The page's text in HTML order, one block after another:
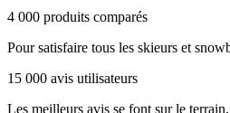
4 000 produits comparés
Pour satisfaire tous les skieurs et
15 000 avis utilisateurs
Les meilleurs avis se font sur le